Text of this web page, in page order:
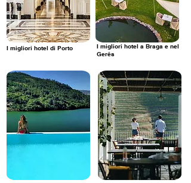
I migliori hotel di Porto
I migliori hotel a Braga e nel
Gerês